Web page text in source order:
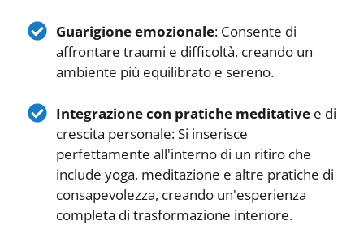
Guarigione emozionale: Consente di
affrontare traumi e difficoltà, creando un
ambiente più equilibrato e sereno.
Integrazione con pratiche meditative e di
crescita personale: Si inserisce
perfettamente all'interno di un ritiro che
include yoga, meditazione e altre pratiche di
consapevolezza, creando un'esperienza
completa di trasformazione interiore.